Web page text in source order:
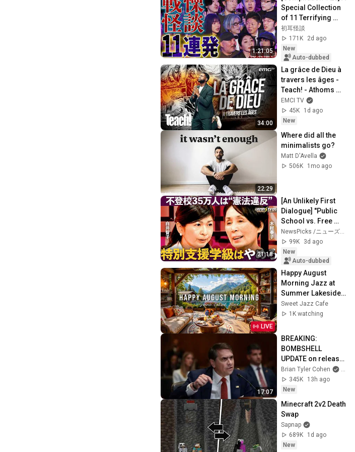
1:21:05
Special Collection
of 11 Terrifying
Ghost Stories
[Murata Ramu]
[Iyama Ryokic...
初耳怪談
171K
2d ago
New
Auto-dubbed
34:00
La grâce de Dieu à
travers les âges -
Teach! - Athoms
Mbuma
EMCI TV
45K
1d ago
New
22:29
Where did all the
minimalists go?
Matt D'Avella
506K
1mo ago
21:18
[An Unlikely First
Dialogue] "Public
School vs. Free
School": Opposing
Reformers Clash /
Strategi...
NewsPicks /ニューズピックス
99K
3d ago
New
Auto-dubbed
LIVE
Happy August
Morning Jazz at
Summer Lakeside
Porch Ambience ☀️
Jazz Relaxing
Sweet Jazz Cafe
1K watching
17:07
BREAKING:
BOMBSHELL
UPDATE on release
of hidden Epstein
files
Brian Tyler Cohen
345K
13h ago
New
Minecraft 2v2 Death
Swap
Sapnap
689K
1d ago
New